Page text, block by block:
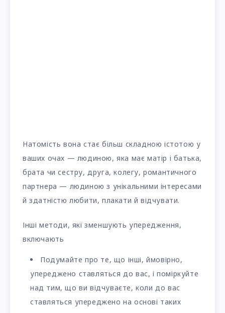
Натомість вона стає більш складною істотою у
ваших очах — людиною, яка має матір і батька,
брата чи сестру, друга, колегу, романтичного
партнера — людиною з унікальними інтересами
й здатністю любити, плакати й відчувати.
Інші методи, які зменшують упередження,
включають
Подумайте про те, що інші, ймовірно,
упереджено ставляться до вас, і поміркуйте
над тим, що ви відчуваєте, коли до вас
ставляться упереджено на основі таких